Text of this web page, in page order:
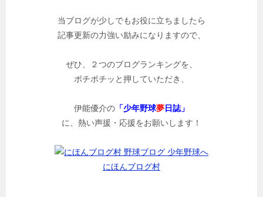
当ブログが少しでもお役に立ちましたら
記事更新の力強い励みになりますので、
ぜひ、２つのブログランキングを、
ポチポチッと押していただき、
伊能優介の 「少年野球夢日誌」
に、熱い声援・応援をお願いします！
にほんブログ村